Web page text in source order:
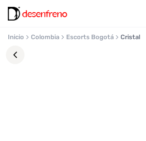
Inicio Colombia Escorts Bogotá Cristal